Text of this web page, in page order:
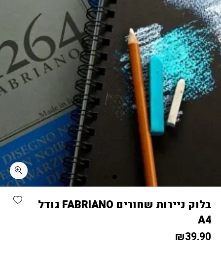
בלוק ניירות שחורים FABRIANO גודל
A4
₪39.90